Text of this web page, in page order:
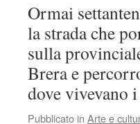
Ormai
la strada che
sulla
Brera e
dove vivevano
Pubblicato in Arte e